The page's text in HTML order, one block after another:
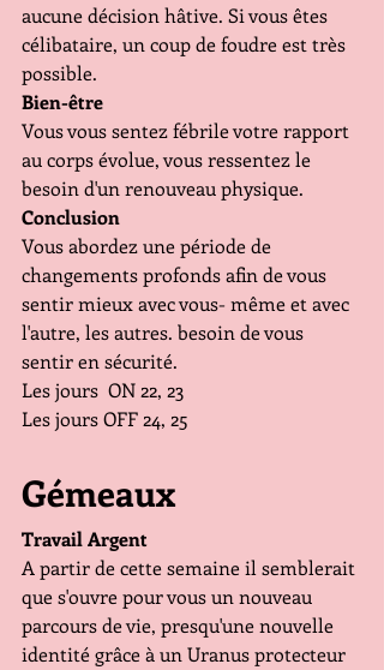
aucune décision hâtive. Si vous êtes
célibataire, un coup de foudre est très
possible.
Bien-être
Vous vous sentez fébrile votre rapport
au corps évolue, vous ressentez le
besoin d'un renouveau physique.
Conclusion
Vous abordez une période de
changements profonds afin de vous
sentir mieux avec vous- même et avec
l'autre, les autres. besoin de vous
sentir en sécurité.
Les jours  ON 22, 23
Les jours OFF 24, 25
Gémeaux
Travail Argent
A partir de cette semaine il semblerait
que s'ouvre pour vous un nouveau
parcours de vie, presqu'une nouvelle
identité grâce à un Uranus protecteur